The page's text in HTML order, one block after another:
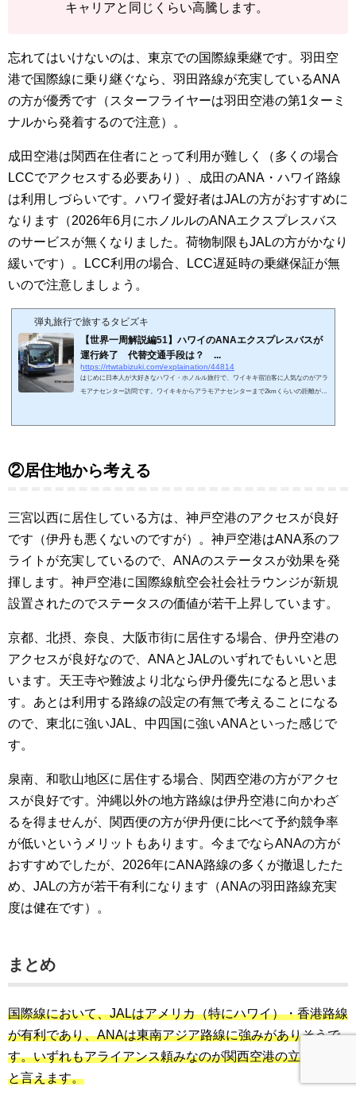
キャリアと同じくらい高騰します。
忘れてはいけないのは、東京での国際線乗継です。羽田空
港で国際線に乗り継ぐなら、羽田路線が充実しているANA
の方が優秀です（スターフライヤーは羽田空港の第1ターミ
ナルから発着するので注意）。
成田空港は関西在住者にとって利用が難しく（多くの場合
LCCでアクセスする必要あり）、成田のANA・ハワイ路線
は利用しづらいです。ハワイ愛好者はJALの方がおすすめに
なります（2026年6月にホノルルのANAエクスプレスバス
のサービスが無くなりました。荷物制限もJALの方がかなり
緩いです）。LCC利用の場合、LCC遅延時の乗継保証が無
いので注意しましょう。
弾丸旅行で旅するタビズキ
【世界一周解説編51】ハワイのANAエクスプレスバスが
運行終了 代替交通手段は？ ...
https://rtwtabizuki.com/explaination/44814
はじめに日本人が大好きなハワイ・ホノルル旅行で、ワイキキ宿泊客に人気なのがアラ
モアナセンター訪問です。ワイキキからアラモアナセンターまで2kmくらいの距離があ
②居住地から考える
三宮以西に居住している方は、神戸空港のアクセスが良好
です（伊丹も悪くないのですが）。神戸空港はANA系のフ
ライトが充実しているので、ANAのステータスが効果を発
揮します。神戸空港に国際線航空会社会社ラウンジが新規
設置されたのでステータスの価値が若干上昇しています。
京都、北摂、奈良、大阪市街に居住する場合、伊丹空港の
アクセスが良好なので、ANAとJALのいずれでもいいと思
います。天王寺や難波より北なら伊丹優先になると思いま
す。あとは利用する路線の設定の有無で考えることになる
ので、東北に強いJAL、中四国に強いANAといった感じで
す。
泉南、和歌山地区に居住する場合、関西空港の方がアクセ
スが良好です。沖縄以外の地方路線は伊丹空港に向かわざ
るを得ませんが、関西便の方が伊丹便に比べて予約競争率
が低いというメリットもあります。今までならANAの方が
おすすめでしたが、2026年にANA路線の多くが撤退したた
め、JALの方が若干有利になります（ANAの羽田路線充実
度は健在です）。
まとめ
国際線において、JALはアメリカ（特にハワイ）・香港路線
が有利であり、ANAは東南アジア路線に強みがありそうで
す。いずれもアライアンス頼みなのが関西空港の立ち位置
と言えます。